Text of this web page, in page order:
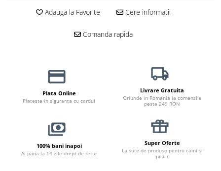
Adauga la Favorite Cere informatii
Comanda rapida
Plata Online
Plateste in siguranta cu cardul
Livrare Gratuita
Oriunde in Romania la comenzile
peste 249 RON
100% bani inapoi
Ai pana la 14 zile drept de retur
Super Oferte
La sute de produse pentru caini si
pisici